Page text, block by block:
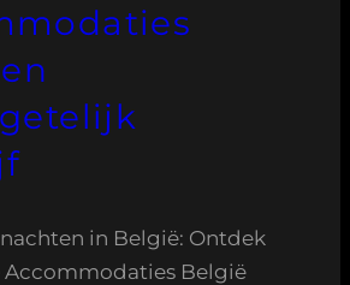
in België: Ontdek
Accommodaties België